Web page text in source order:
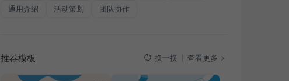
通用介绍 活动策划 团队协作
推荐模板 换一换 查看更多